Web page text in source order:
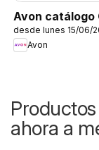
Avon catálogo
desde lunes 15/06/
Avon
ahora a